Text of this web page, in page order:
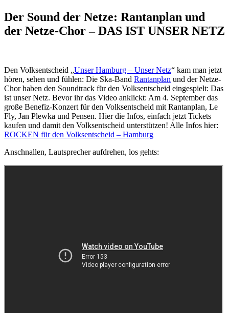
Der Sound der Netze: Rantanplan und
der Netze-Chor – DAS IST UNSER NETZ
Den Volksentscheid „Unser Hamburg – Unser Netz“ kam man jetzt
hören, sehen und fühlen: Die Ska-Band Rantanplan und der Netze-
Chor haben den Soundtrack für den Volksentscheid eingespielt: Das
ist unser Netz. Bevor ihr das Video anklickt: Am 4. September das
große Benefiz-Konzert für den Volksentscheid mit Rantanplan, Le
Fly, Jan Plewka und Pensen. Hier die Infos, einfach jetzt Tickets
kaufen und damit den Volksentscheid unterstützen! Alle Infos hier:
ROCKEN für den Volksentscheid – Hamburg
Anschnallen, Lautsprecher aufdrehen, los gehts: